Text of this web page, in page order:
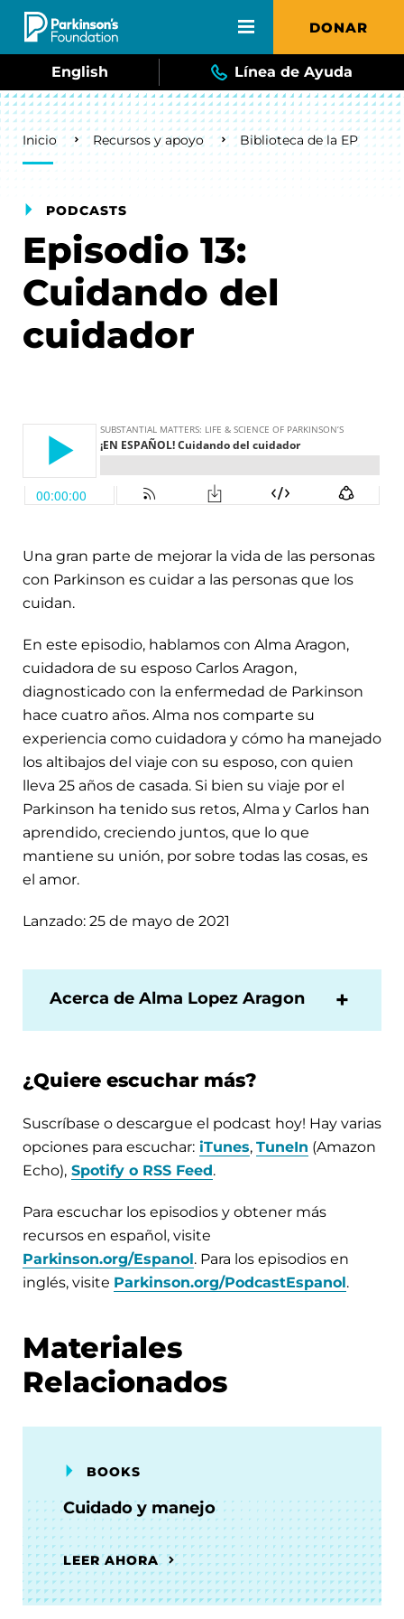
Skip to main content DONAR
English Línea de Ayuda
Breadcrumb
Inicio Recursos y apoyo Biblioteca de la EP
PODCASTS
Episodio 13:
Cuidando del
cuidador
Una gran parte de mejorar la vida de las personas
con Parkinson es cuidar a las personas que los
cuidan.
En este episodio, hablamos con Alma Aragon,
cuidadora de su esposo Carlos Aragon,
diagnosticado con la enfermedad de Parkinson
hace cuatro años. Alma nos comparte su
experiencia como cuidadora y cómo ha manejado
los altibajos del viaje con su esposo, con quien
lleva 25 años de casada. Si bien su viaje por el
Parkinson ha tenido sus retos, Alma y Carlos han
aprendido, creciendo juntos, que lo que
mantiene su unión, por sobre todas las cosas, es
el amor.
Lanzado: 25 de mayo de 2021
Acerca de Alma Lopez Aragon
¿Quiere escuchar más?
Suscríbase o descargue el podcast hoy! Hay varias
opciones para escuchar: iTunes, TuneIn (Amazon
Echo), Spotify o RSS Feed.
Para escuchar los episodios y obtener más
recursos en español, visite
Parkinson.org/Espanol. Para los episodios en
inglés, visite Parkinson.org/PodcastEspanol.
Materiales
Relacionados
BOOKS
Cuidado y manejo
LEER AHORA